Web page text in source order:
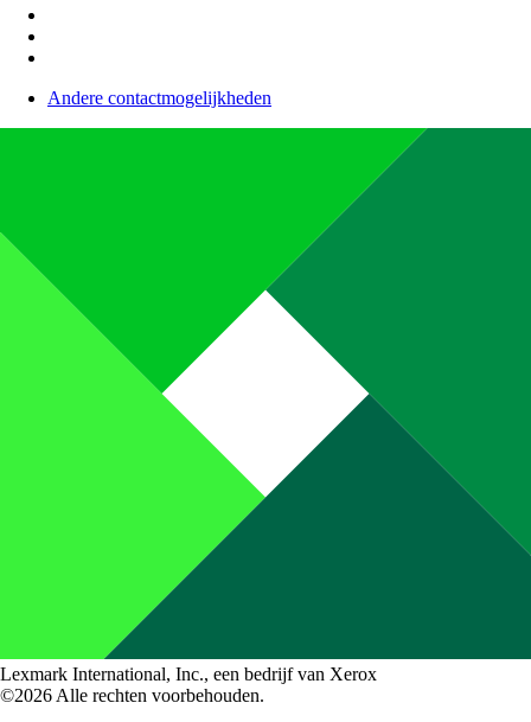
Andere contactmogelijkheden
Lexmark International, Inc., een bedrijf van Xerox
©2026 Alle rechten voorbehouden.